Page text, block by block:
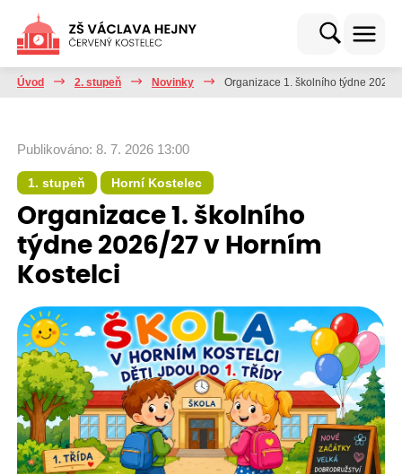
Úvod 2. stupeň Novinky Organizace 1. školního týdne 2026/
Publikováno: 8. 7. 2026 13:00
1. stupeň Horní Kostelec
Organizace 1. školního
týdne 2026/27 v Horním
Kostelci